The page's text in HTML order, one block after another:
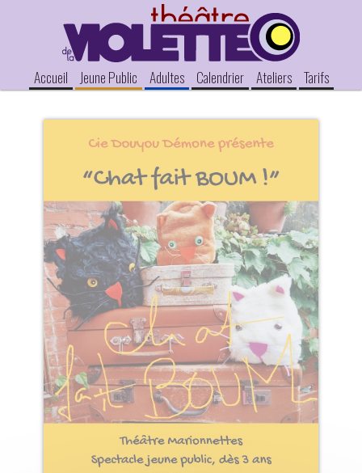
Accueil Jeune Public Adultes Calendrier Ateliers Tarifs